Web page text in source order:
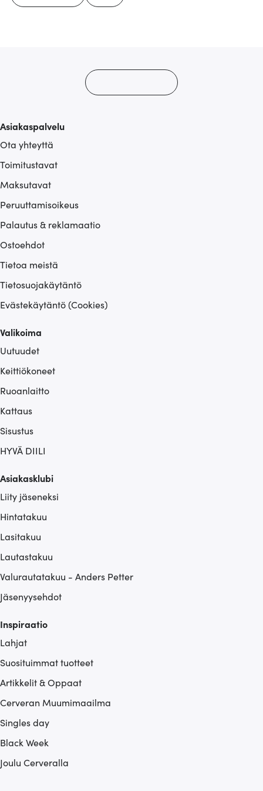
Asiakaspalvelu
Ota yhteyttä
Toimitustavat
Maksutavat
Peruuttamisoikeus
Palautus & reklamaatio
Ostoehdot
Tietoa meistä
Tietosuojakäytäntö
Evästekäytäntö (Cookies)
Valikoima
Uutuudet
Keittiökoneet
Ruoanlaitto
Kattaus
Sisustus
HYVÄ DIILI
Asiakasklubi
Liity jäseneksi
Hintatakuu
Lasitakuu
Lautastakuu
Valurautatakuu - Anders Petter
Jäsenyysehdot
Inspiraatio
Lahjat
Suosituimmat tuotteet
Artikkelit & Oppaat
Cerveran Muumimaailma
Singles day
Black Week
Joulu Cerveralla